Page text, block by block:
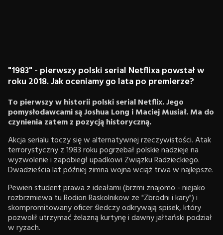
"1983" - pierwszy polski serial Netflixa powstał w
roku 2018. Jak oceniamy go lata po premierze?
To pierwszy w historii polski serial Netflix. Jego
pomysłodawcami są Joshua Long i Maciej Musiał. Ma do
czynienia zatem z pozycją historyczną.
Akcja serialu toczy się w alternatywnej rzeczywistości. Atak
terrorystyczny z 1983 roku pogrzebał polskie nadzieje na
wyzwolenie i zapobiegł upadkowi Związku Radzieckiego.
Dwadzieścia lat później zimna wojna wciąż trwa w najlepsze.
Pewien student prawa z ideałami (brzmi znajomo - niejako
rozbrzmiewa tu Rodion Raskolnikow ze "Zbrodni i kary") i
skompromitowany oficer śledczy odkrywają spisek, który
pozwolił utrzymać żelazną kurtynę i dawny jałtański podział
w ryzach.